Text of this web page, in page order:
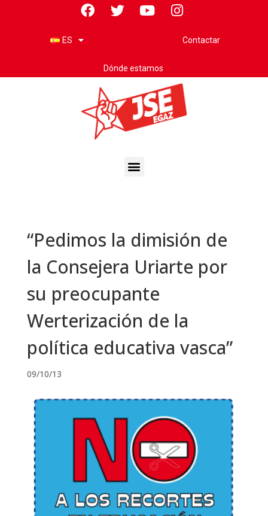
ES Contactar
Dónde estamos
“Pedimos la dimisión de
la Consejera Uriarte por
su preocupante
Werterización de la
política educativa vasca”
09/10/13